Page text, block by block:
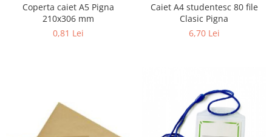
Coperta caiet A5 Pigna
210x306 mm
0,81 Lei
Caiet A4 studentesc 80 file
Clasic Pigna
6,70 Lei